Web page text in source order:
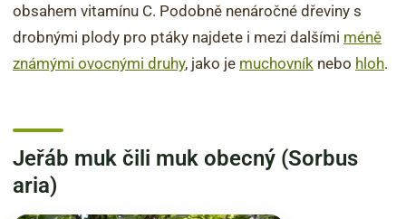
obsahem vitamínu C. Podobně nenáročné dřeviny s
drobnými plody pro ptáky najdete i mezi dalšími méně
známými ovocnými druhy, jako je muchovník nebo hloh.
Jeřáb muk čili muk obecný (Sorbus
aria)